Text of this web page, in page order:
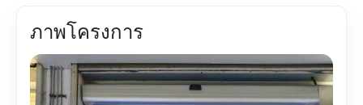
ภาพโครงการ